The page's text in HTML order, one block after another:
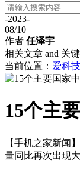
-2023-
08/10
作者 任泽宇
相关文章 and 关键
当前位置： 爱科技
15个主
【手机之家新闻
量同比再次出现大